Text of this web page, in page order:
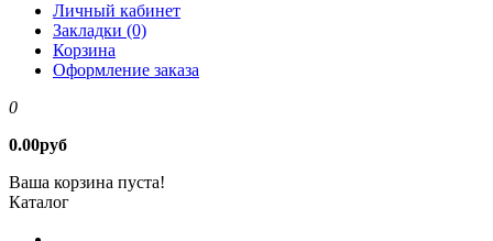
Личный кабинет
Закладки (0)
Корзина
Оформление заказа
0
0.00руб
Ваша корзина пуста!
Каталог